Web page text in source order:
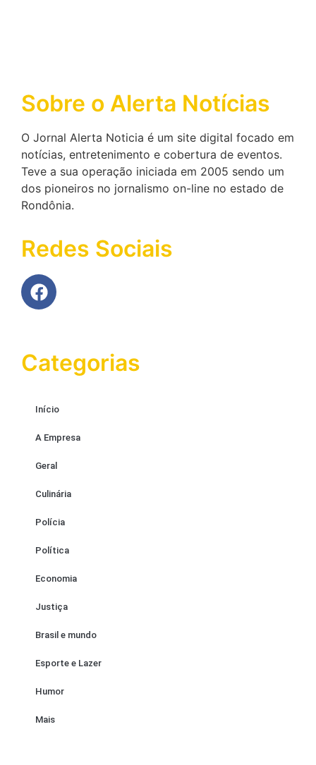
Sobre o Alerta Notícias
O Jornal Alerta Noticia é um site digital focado em
notícias, entretenimento e cobertura de eventos.
Teve a sua operação iniciada em 2005 sendo um
dos pioneiros no jornalismo on-line no estado de
Rondônia.
Redes Sociais
Categorias
Início
A Empresa
Geral
Culinária
Polícia
Política
Economia
Justiça
Brasil e mundo
Esporte e Lazer
Humor
Mais